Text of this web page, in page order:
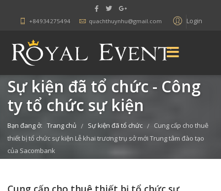
Login
+84934275494 quachthuynhu@gmail.com
Sự kiện đã tổ chức - Công
ty tổ chức sự kiện
Bạn đang ở: Trang chủ / Sự kiện đã tổ chức / Cung cấp cho thuê
thiết bị tổ chức sự kiện Lễ khai trương trụ sở mới Trung tâm đào tạo
của Sacombank